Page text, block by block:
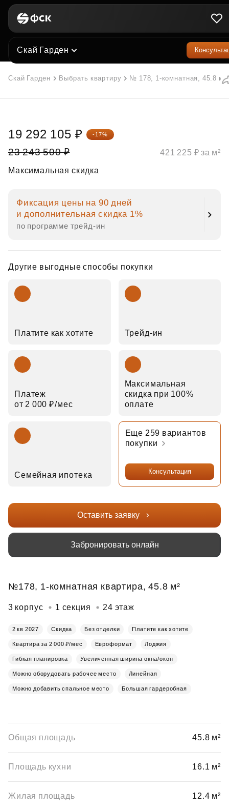
Скай Гарден
Скай Гарден Выбрать квартиру № 178, 1-комнатная, 45.8 м²
23 243 500 ₽
19 292 105 ₽ -17%
Максимальная скидка
Фиксация цены на 90 дней
и дополнительная скидка 1%
по программе трейд‑ин
Другие выгодные способы покупки
Платите как хотите Трейд‑ин
Платеж
от 2 000 ₽⁠/⁠мес
Максимальная
скидка при 100%
оплате
Семейная ипотека
Еще 259 вариантов
покупки
Консультация
421 225 ₽ за м²
Оставить заявку
Забронировать онлайн
№178, 1-комнатная квартира, 45.8 м²
3 корпус 1 секция 24 этаж
2 кв 2027 Скидка Без отделки Платите как хотите
Квартира за 2 000 ₽/мес Евроформат Лоджия
Гибкая планировка Увеличенная ширина окна/окон
Можно оборудовать рабочее место Линейная
Можно добавить спальное место Большая гардеробная
Общая площадь 45.8 м²
Площадь кухни 16.1 м²
Жилая площадь 12.4 м²